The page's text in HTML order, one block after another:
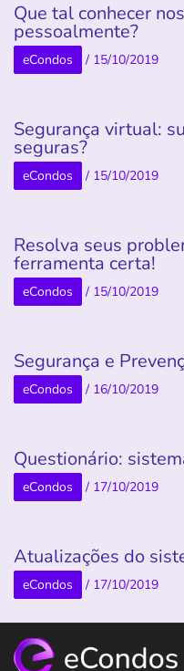
Que tal conhecer
pessoalmente?
eCondos / 15/10/2019
Segurança virtual:
seguras?
eCondos / 15/10/2019
Resolva seus
ferramenta certa!
eCondos / 15/10/2019
Segurança e
eCondos / 16/10/2019
Questionário:
eCondos / 17/10/2019
Atualizações do
eCondos / 17/10/2019